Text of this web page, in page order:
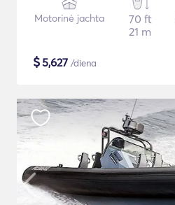
Motorinė jachta
70 ft
21 m
$5,627 /diena